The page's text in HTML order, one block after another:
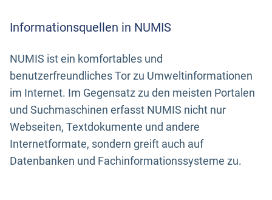
Informationsquellen in NUMIS
NUMIS ist ein komfortables und
benutzerfreundliches Tor zu Umweltinformationen
im Internet. Im Gegensatz zu den meisten Portalen
und Suchmaschinen erfasst NUMIS nicht nur
Webseiten, Textdokumente und andere
Internetformate, sondern greift auch auf
Datenbanken und Fachinformationssysteme zu.